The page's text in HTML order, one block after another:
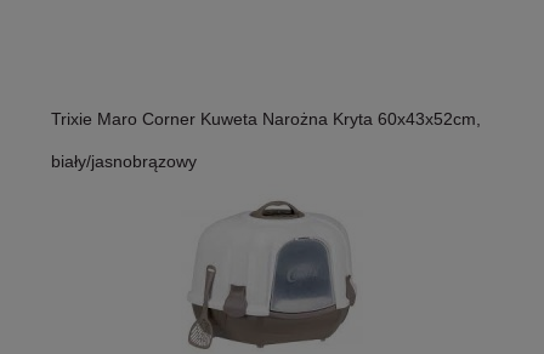
Trixie Maro Corner Kuweta Narożna Kryta 60x43x52cm,
biały/jasnobrązowy